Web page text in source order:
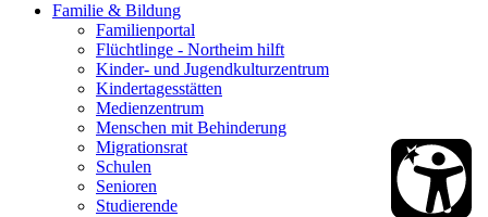
Familie & Bildung
Familienportal
Flüchtlinge - Northeim hilft
Kinder- und Jugendkulturzentrum
Kindertagesstätten
Medienzentrum
Menschen mit Behinderung
Migrationsrat
Schulen
Senioren
Studierende